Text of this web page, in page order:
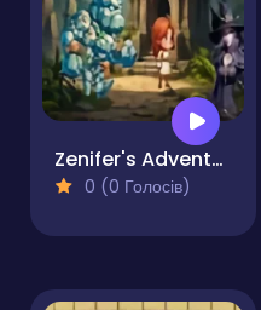
Zenifer's Adventure
0 (0 Голосів)